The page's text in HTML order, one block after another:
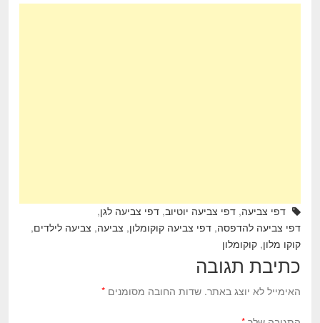
דפי צביעה, דפי צביעה יוטיוב, דפי צביעה לגן,
דפי צביעה להדפסה, דפי צביעה קוקומלון, צביעה, צביעה לילדים,
קוקו מלון, קוקומלון
כתיבת תגובה
האימייל לא יוצג באתר. שדות החובה מסומנים *